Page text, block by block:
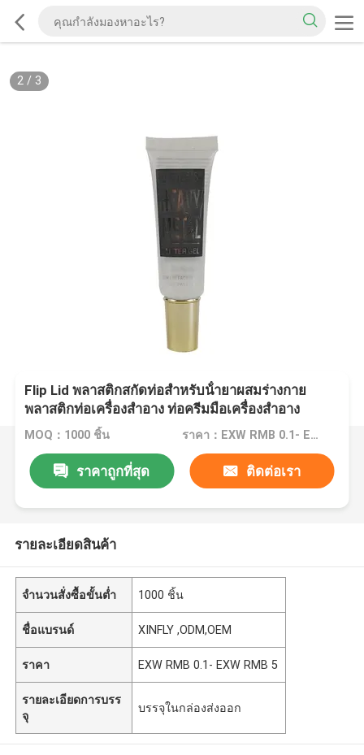
2/ 3
Flip Lid พลาสติกสกัดท่อสําหรับน้ํายาผสมร่างกาย
พลาสติกท่อเครื่องสําอาง ท่อครีมมือเครื่องสําอาง
MOQ：1000 ชิ้น ราคา：EXW RMB 0.1- EXW RMB 5
ราคาถูกที่สุด ติดต่อเรา
รายละเอียดสินค้า
จำนวนสั่งซื้อขั้นต่ำ 1000 ชิ้น
ชื่อแบรนด์ XINFLY ,ODM,OEM
ราคา EXW RMB 0.1- EXW RMB 5
รายละเอียดการบรร
จุ
บรรจุในกล่องส่งออก